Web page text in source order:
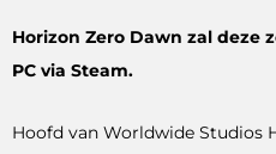
Horizon Zero Dawn zal deze
PC via Steam.
Hoofd van Worldwide Studios